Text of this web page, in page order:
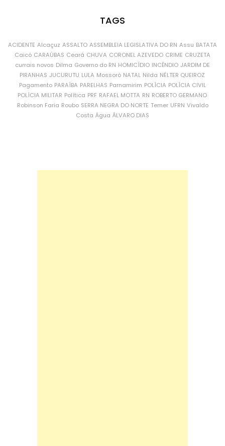
TAGS
ACIDENTE Alcaçuz ASSALTO ASSEMBLEIA LEGISLATIVA DO RN Assu BATATA
Caicó CARAÚBAS Ceará CHUVA CORONEL AZEVEDO CRIME CRUZETA
currais novos Dilma Governo do RN HOMICÍDIO INCÊNDIO JARDIM DE
PIRANHAS JUCURUTU LULA Mossoró NATAL Nilda NÉLTER QUEIROZ
Pagamento PARAÍBA PARELHAS Parnamirim POLÍCIA POLÍCIA CIVIL
POLÍCIA MILITAR Política PRF RAFAEL MOTTA RN ROBERTO GERMANO
Robinson Faria Roubo SERRA NEGRA DO NORTE Temer UFRN Vivaldo
Costa Água ÁLVARO DIAS